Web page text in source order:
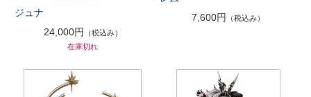
ジュナ
24,000円
（税込み）
在庫切れ
7,600円
（税込み）